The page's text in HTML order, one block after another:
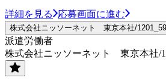
詳細を見る 応募画面に進む
株式会社ニッソーネット 東京本社/
派遣労働者
株式会社ニッソーネット 東京本社/